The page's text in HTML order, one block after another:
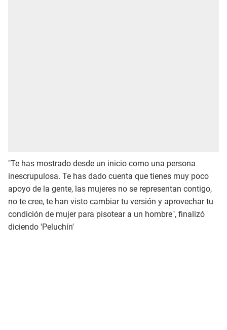
"Te has mostrado desde un inicio como una persona
inescrupulosa. Te has dado cuenta que tienes muy poco
apoyo de la gente, las mujeres no se representan contigo,
no te cree, te han visto cambiar tu versión y aprovechar tu
condición de mujer para pisotear a un hombre", finalizó
diciendo 'Peluchín'